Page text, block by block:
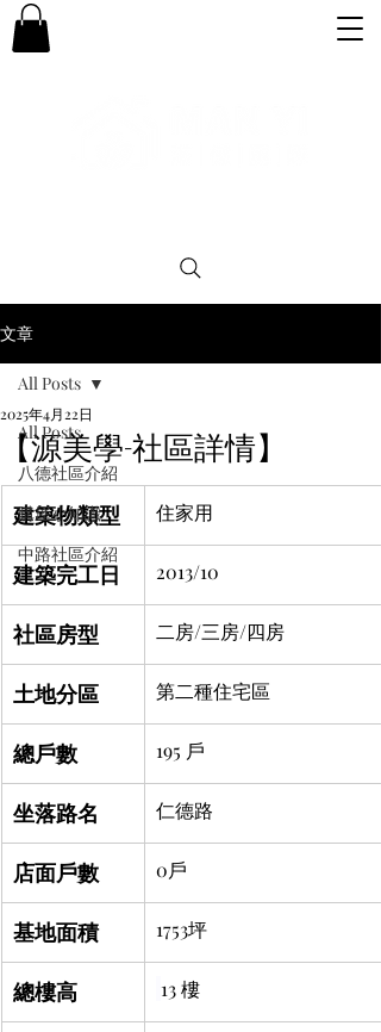
文章
All Posts
八德社區介紹
購屋小知識
中路社區介紹
All Posts
【源美學-社區詳情】
2025年4月22日
建築物類型 住家用
建築完工日 2013/10
社區房型 二房/三房/四房
土地分區 第二種住宅區
總戶數 195 戶
坐落路名 仁德路
店面戶數 0戶
基地面積 1753坪
總樓高 13 樓